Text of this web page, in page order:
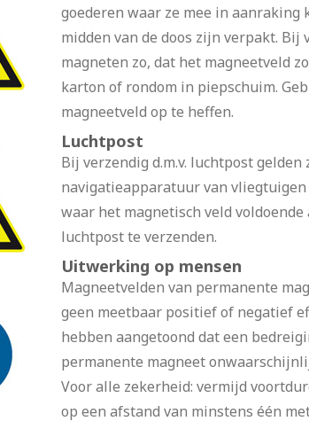
goederen waar ze mee in aanraking
midden van de doos zijn verpakt.
magneten zo, dat het magneetveld
karton of rondom in piepschuim.
magneetveld op te heffen.
Luchtpost
Bij verzendig d.m.v. luchtpost
navigatieapparatuur van
waar het magnetisch veld
luchtpost te verzenden.
Uitwerking op mensen
Magneetvelden van permanente
geen meetbaar positief of negatief
hebben aangetoond dat een
permanente magneet
Voor alle zekerheid: vermijd
op een afstand van minstens één